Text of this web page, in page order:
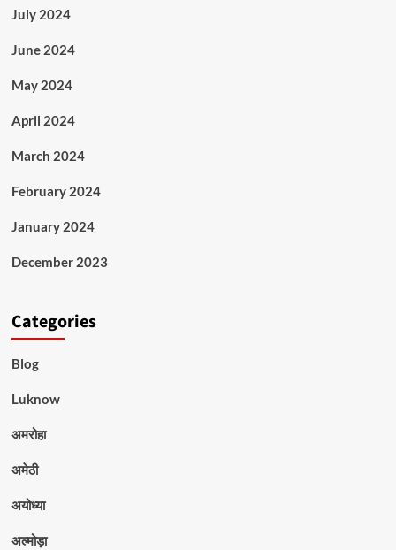
July 2024
June 2024
May 2024
April 2024
March 2024
February 2024
January 2024
December 2023
Categories
Blog
Luknow
अमरोहा
अमेठी
अयोध्या
अल्मोड़ा